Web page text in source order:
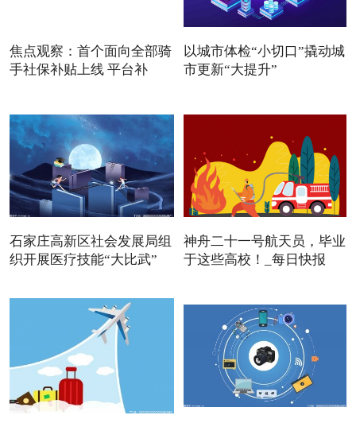
焦点观察：首个面向全部骑
手社保补贴上线 平台补
以城市体检“小切口”撬动城
市更新“大提升”
石家庄高新区社会发展局组
织开展医疗技能“大比武”
神舟二十一号航天员，毕业
于这些高校！_每日快报